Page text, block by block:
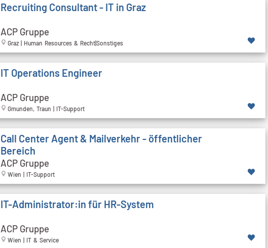
Recruiting Consultant - IT in Graz
ACP Gruppe
Graz | Human Resources & Recht|Sonstiges
IT Operations Engineer
ACP Gruppe
Gmunden, Traun | IT-Support
Call Cen­ter Agent & Mailverkehr - öffentlicher
Bereich
ACP Gruppe
Wien | IT-Support
IT-Administrator:in für HR-System
ACP Gruppe
Wien | IT & Service